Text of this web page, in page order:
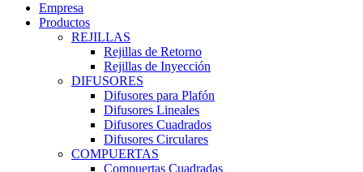
Empresa
Productos
REJILLAS
Rejillas de Retorno
Rejillas de Inyección
DIFUSORES
Difusores para Plafón
Difusores Lineales
Difusores Cuadrados
Difusores Circulares
COMPUERTAS
Compuertas Cuadradas